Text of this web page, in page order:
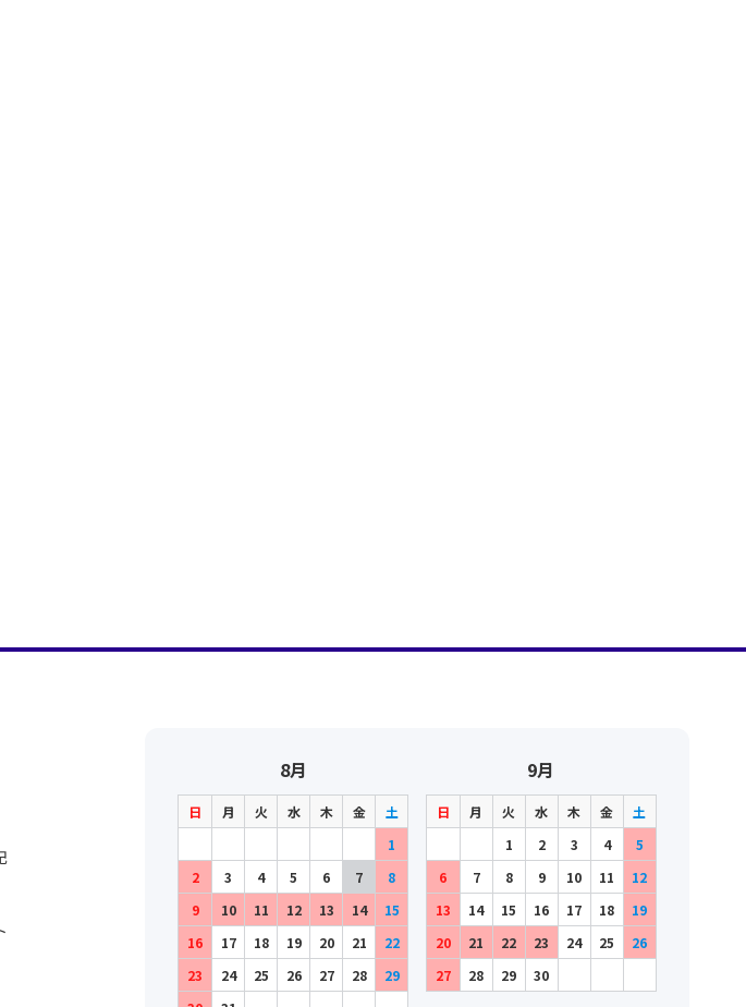
8月
日 月 火 水 木 金
土
1
2
3 4 5 6 7
8
9
10 11 12 13 14
15
16
17 18 19 20 21
22
23
24 25 26 27 28
29
9月
日 月 火 水 木 金
土
1
2 3 4
5
6
7 8 9 10 11
12
13
14 15 16 17 18
19
20
21 22 23 24 25
26
27
28 29 30